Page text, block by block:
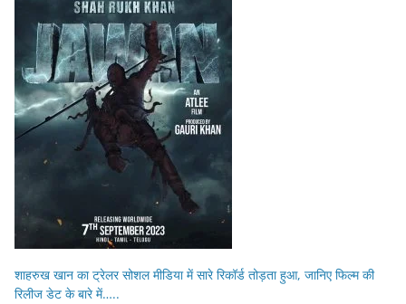
शाहरुख खान का ट्रेलर सोशल मीडिया में सारे रिकॉर्ड तोड़ता हुआ, जानिए फिल्म की
रिलीज डेट के बारे में…..